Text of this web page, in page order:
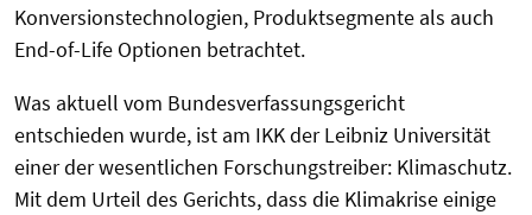
Konversionstechnologien, Produktsegmente als auch
End-of-Life Optionen betrachtet.
Was aktuell vom Bundesverfassungsgericht
entschieden wurde, ist am IKK der Leibniz Universität
einer der wesentlichen Forschungstreiber: Klimaschutz.
Mit dem Urteil des Gerichts, dass die Klimakrise einige